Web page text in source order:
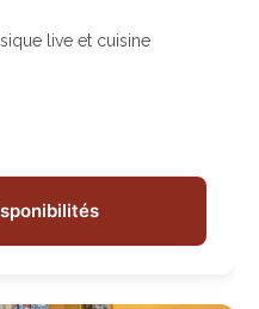
live et cuisine